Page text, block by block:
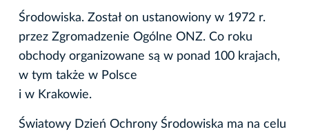
Środowiska. Został on ustanowiony w 1972 r.
przez Zgromadzenie Ogólne ONZ. Co roku
obchody organizowane są w ponad 100 krajach,
w tym także w Polsce
i w Krakowie.
Światowy Dzień Ochrony Środowiska ma na celu